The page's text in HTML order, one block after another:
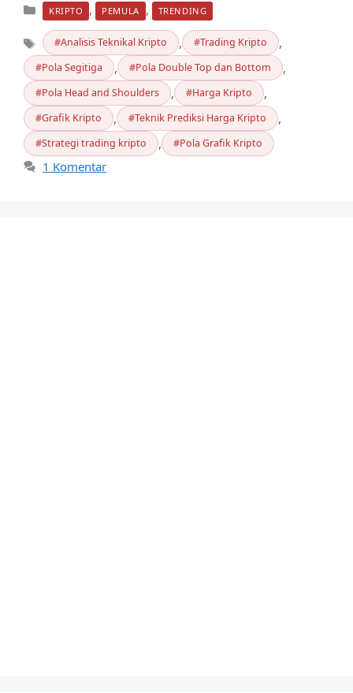
Kategori
KRIPTO , PEMULA , TRENDING
Tag
Analisis Teknikal Kripto , Trading Kripto ,
Pola Segitiga , Pola Double Top dan Bottom ,
Pola Head and Shoulders , Harga Kripto ,
Grafik Kripto , Teknik Prediksi Harga Kripto ,
Strategi trading kripto , Pola Grafik Kripto
1 Komentar